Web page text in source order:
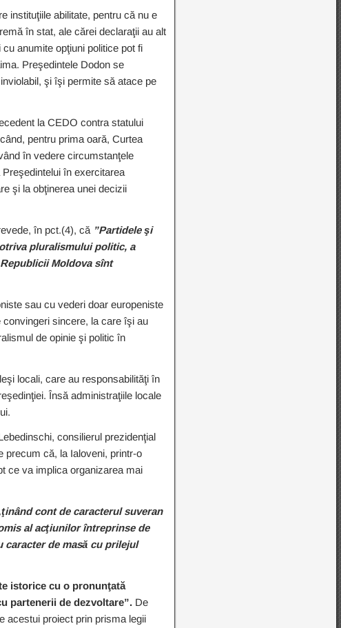
instituţiile abilitate, pentru că nu e
în stat, ale cărei declaraţii au alt
anumite opţiuni politice pot fi
Preşedintele Dodon se
şi îşi permite să atace pe
la CEDO contra statului
pentru prima oară, Curtea
în vedere circumstanţele
în exercitarea
şi la obţinerea unei decizii
în pct.(4), că ”Partidele şi
pluralismului politic, a
Moldova sînt
sau cu vederi doar europeniste
sincere, la care îşi au
de opinie şi politic în
locali, care au responsabilităţi în
Însă administraţiile locale
consilierul prezidenţial
precum că, la Ialoveni, printr-o
ce va implica organizarea mai
cont de caracterul suveran
al acţiunilor întreprinse de
caracter de masă cu prilejul
istorice cu o pronunţată
partenerii de dezvoltare”. De
acestui proiect prin prisma legii